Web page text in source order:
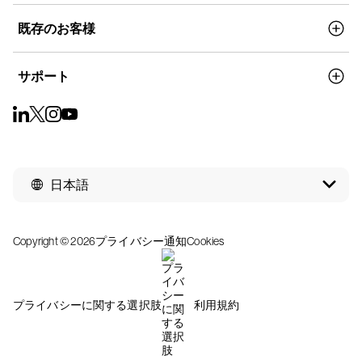
既存のお客様
サポート
日本語
Copyright © 2026プライバシー通知Cookies
プライバシーに関する選択肢 利用規約